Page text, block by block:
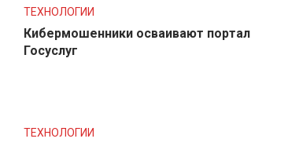
ТЕХНОЛОГИИ
Кибермошенники осваивают портал
Госуслуг
ТЕХНОЛОГИИ